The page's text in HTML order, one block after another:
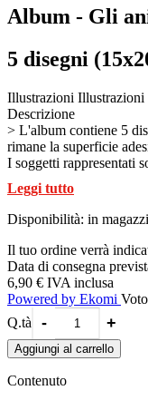
Album - Gli
5 disegni
Illustrazioni Illustrazioni
Descrizione
> L'album contiene 5 disegni (15x20cm) pretagliati su carta adesiva raffiguranti gli animali della savana, pronti per essere colorati con la sabbia. Non servono né forbici, né colla: rimuovendo la carta dal disegno
rimane la superficie
I soggetti rappresentati
Una volta colorati con
perfettamente incollata ai
All'interno dell'album
Leggi tutto
Disponibilità: in
Il tuo ordine verrà
Data di consegna
6,90 € IVA inclusa
Powered by Ekomi
Q.tà
- +
Aggiungi al carrello
Contenuto